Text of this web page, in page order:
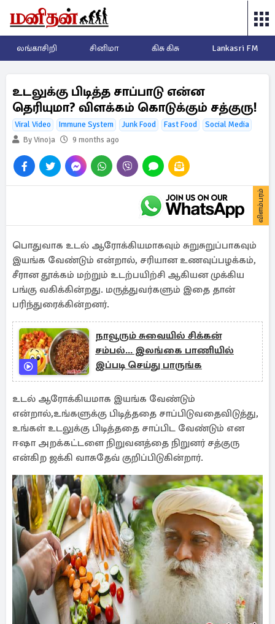
லங்காசிறி சினிமா கிசு கிசு Lankasri FM
உடலுக்கு பிடித்த சாப்பாடு என்ன
தெரியுமா? விளக்கம் கொடுக்கும் சத்குரு!
Viral Video Immune System Junk Food Fast Food
Social Media
By Vinoja
9 months ago
விளம்பரம்
பொதுவாக உடல் ஆரோக்கியமாகவும் சுறுசுறுப்பாகவும்
இயங்க வேண்டும் என்றால், சரியான உணவுப்பழக்கம்,
சீரான தூக்கம் மற்றும் உடற்பயிற்சி ஆகியன முக்கிய
பங்கு வகிக்கின்றது. மருத்துவர்களும் இதை தான்
பரிந்துரைக்கின்றனர்.
நாவூரும் சுவையில் சிக்கன்
சம்பல்... இலங்கை பாணியில்
இப்படி செய்து பாருங்க
உடல் ஆரோக்கியமாக இயங்க வேண்டும்
என்றால்,உங்களுக்கு பிடித்ததை சாப்பிடுவதைவிடுத்து,
உங்கள் உடலுக்கு பிடித்ததை சாப்பிட வேண்டும் என
ஈஷா அறக்கட்டளை நிறுவனத்தை நிறுனர் சத்குரு
என்கிற ஜக்கி வாசுதேவ் குறிப்பிடுகின்றார்.